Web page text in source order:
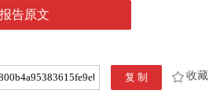
告原文
收藏